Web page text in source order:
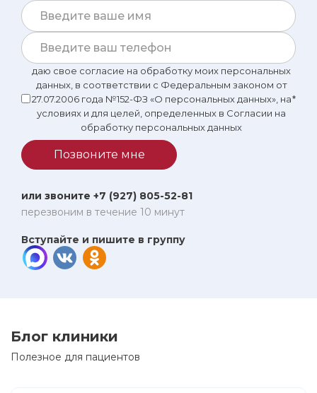
первый взгляд, я бы тоже могла посоветовать Цисану
Бессарионовну.
даю свое согласие на обработку моих персональных
данных, в соответствии с Федеральным законом от
27.07.2006 года №152-ФЗ «О персональных данных», на
условиях и для целей, определенных в Согласии на
обработку персональных данных
*
Позвоните мне
или звоните +7 (927) 805-52-81
перезвоним в течение 10 минут
Вступайте и пишите в группу
Блог клиники
Полезное для пациентов